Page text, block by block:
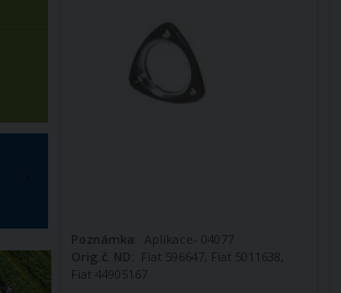
Poznámka: Aplikace- 04077
Orig.č. ND: Fiat 596647, Fiat 5011638,
Fiat 44905167